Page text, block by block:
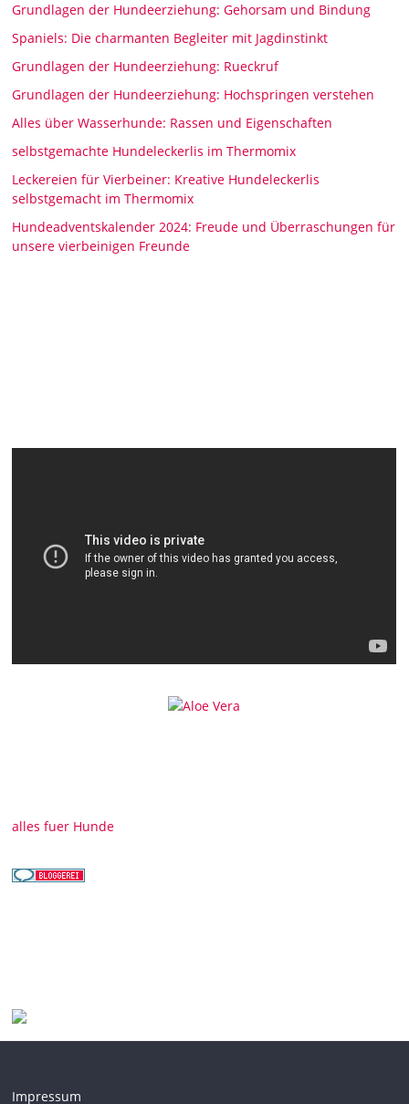
Grundlagen der Hundeerziehung: Gehorsam und Bindung
Spaniels: Die charmanten Begleiter mit Jagdinstinkt
Grundlagen der Hundeerziehung: Rueckruf
Grundlagen der Hundeerziehung: Hochspringen verstehen
Alles über Wasserhunde: Rassen und Eigenschaften
selbstgemachte Hundeleckerlis im Thermomix
Leckereien für Vierbeiner: Kreative Hundeleckerlis
selbstgemacht im Thermomix
Hundeadventskalender 2024: Freude und Überraschungen für
unsere vierbeinigen Freunde
alles fuer Hunde
Impressum